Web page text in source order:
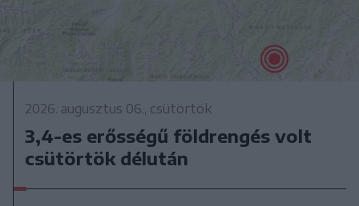
2026. augusztus 06., csütörtök
3,4-es erősségű földrengés volt
csütörtök délután